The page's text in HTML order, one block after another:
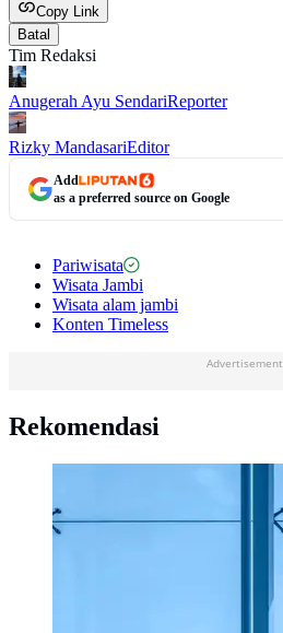
Copy Link
Batal
Tim Redaksi
Anugerah Ayu SendariReporter
Rizky MandasariEditor
Add
as a preferred source on Google
Pariwisata
Wisata Jambi
Wisata alam jambi
Konten Timeless
Advertisement
Rekomendasi